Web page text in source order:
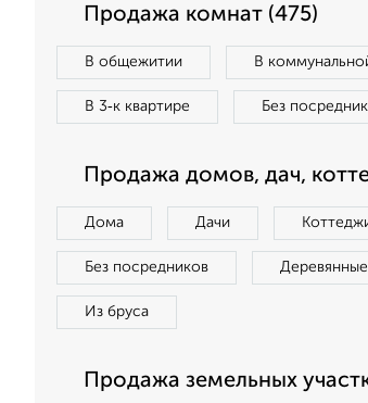
Продажа комнат (475)
В общежитии В
В 3‑к квартире Без
Продажа домов, дач,
Дома Дачи
Без посредников Деревянные
Из бруса
Продажа земельных